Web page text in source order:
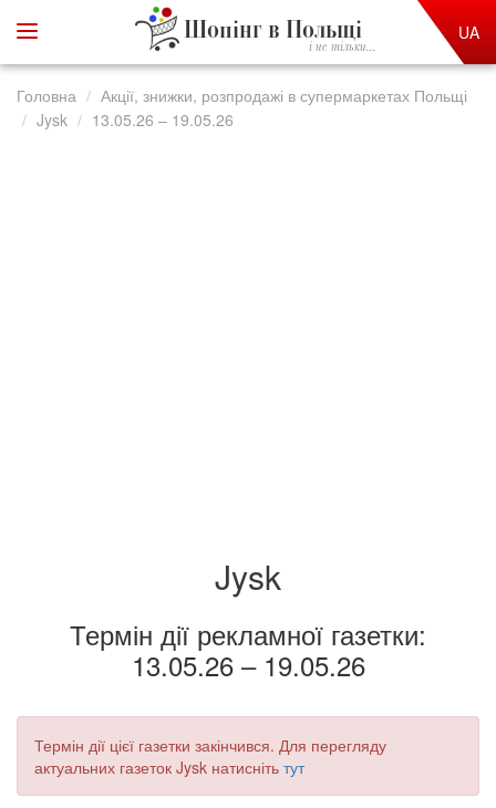
Шопінг в Польщі
і не тільки...
UA
Головна
Акції, знижки, розпродажі в супермаркетах Польщі
Jysk
13.05.26 – 19.05.26
Jysk
Термін дії рекламної газетки:
13.05.26 – 19.05.26
Термін дії цієї газетки закінчився. Для перегляду
актуальних газеток Jysk натисніть тут